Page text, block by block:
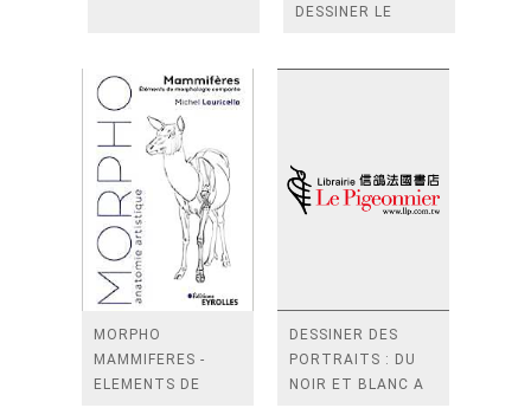
DESSINER LE
MORPHO
MAMMIFERES -
ELEMENTS DE
DESSINER DES
PORTRAITS : DU
NOIR ET BLANC A